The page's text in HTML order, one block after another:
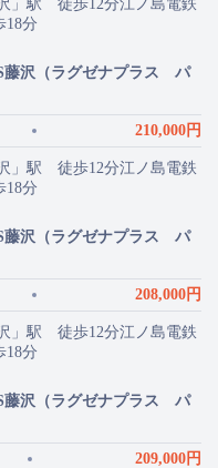
」駅 徒歩12分江ノ島電鉄
18分
藤沢（ラグゼナプラス パ
210,000円
」駅 徒歩12分江ノ島電鉄
18分
藤沢（ラグゼナプラス パ
208,000円
」駅 徒歩12分江ノ島電鉄
18分
藤沢（ラグゼナプラス パ
209,000円